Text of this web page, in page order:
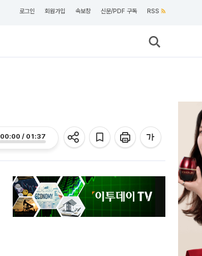
로그인 회원가입 속보창 신문/PDF 구독 RSS
00:00 / 01:37